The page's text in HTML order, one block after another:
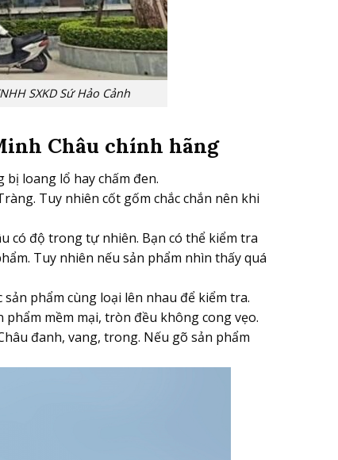
SXKD Sứ Hảo Cảnh
Châu chính hãng
loang lổ hay chấm đen.
Tuy nhiên cốt gốm chắc chắn nên khi
có độ trong tự nhiên. Bạn có thể kiểm tra
Tuy nhiên nếu sản phẩm nhìn thấy quá
phẩm cùng loại lên nhau để kiểm tra.
mềm mại, tròn đều không cong vẹo.
đanh, vang, trong. Nếu gõ sản phẩm